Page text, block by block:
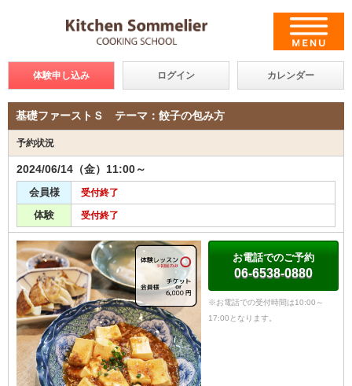
体験申し込み ログイン カレンダー
基礎ファーストＳ テーマ：餃子の包み方
予約状況
2024/06/14（金）11:00～
会員様 受付終了
体験 受付終了
お電話でのご予約
06-6538-0880
※お電話での受付時間は10:00～
17:00となります。